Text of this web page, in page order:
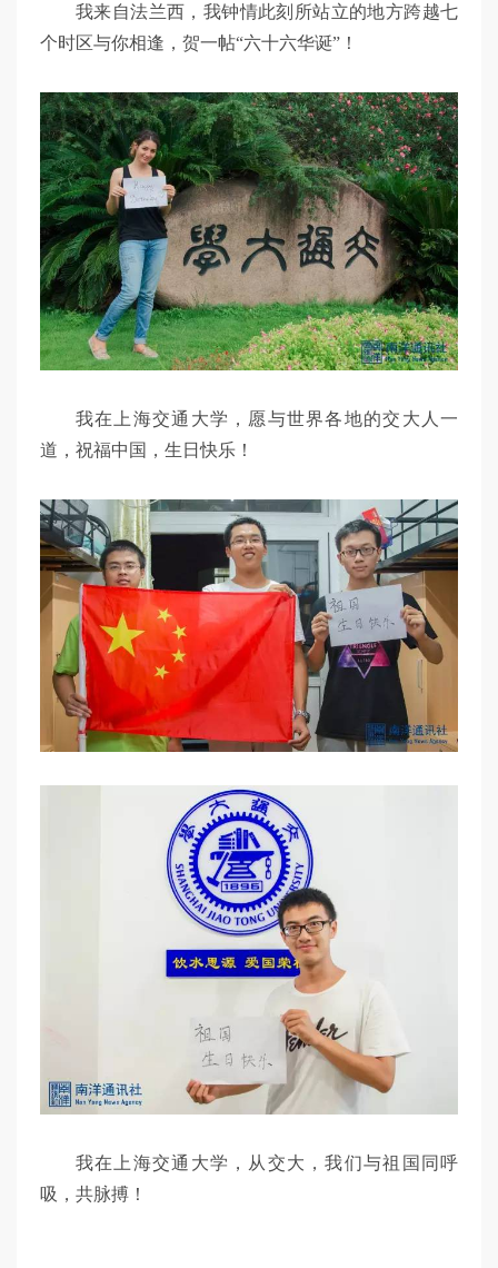
我来自法兰西，我钟情此刻所站立的地方跨越七
个时区与你相逢，贺一帖“六十六华诞”！
我在上海交通大学，愿与世界各地的交大人一
道，祝福中国，生日快乐！
我在上海交通大学，从交大，我们与祖国同呼
吸，共脉搏！